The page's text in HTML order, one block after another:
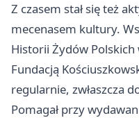
Z czasem stał się też
mecenasem kultury.
Historii Żydów Polskich
Fundacją
regularnie, zwłaszcza
Pomagał przy